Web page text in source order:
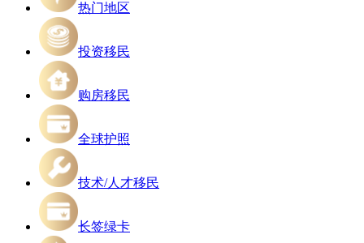
热门地区
投资移民
购房移民
全球护照
技术/人才移民
长签绿卡